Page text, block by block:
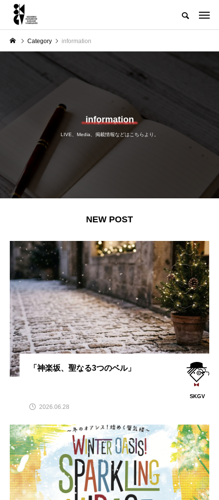
Category information
information
LIVE、Media、掲載情報などはこちらより。
NEW POST
「神楽坂、聖なる3つのベル」
SKGV
2026.06.28